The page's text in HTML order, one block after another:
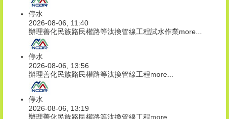
停水
2026-08-06, 11:40
辦理善化民族路民權路等汰換管線工程試水作業more...
停水
2026-08-06, 13:56
辦理善化民族路民權路等汰換管線工程more...
停水
2026-08-06, 13:19
辦理善化民族路民權路等汰換管線工程more...